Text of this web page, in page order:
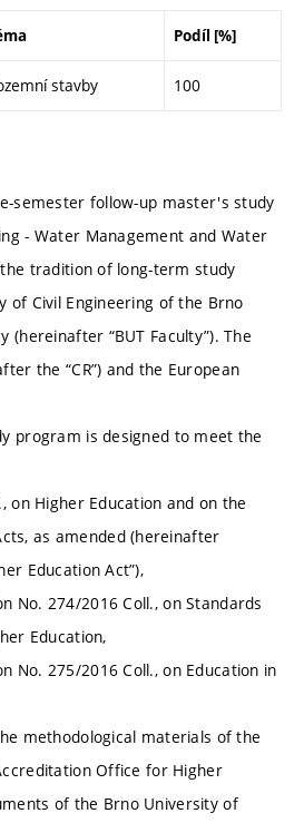
Podíl [%]
stavby 100
semester follow-up master's study
- Water Management and Water
tradition of long-term study
of Civil Engineering of the Brno
(hereinafter “BUT Faculty”). The
the “CR”) and the European
program is designed to meet the
on Higher Education and on the
as amended (hereinafter
Education Act”),
No. 274/2016 Coll., on Standards
Education,
No. 275/2016 Coll., on Education in
methodological materials of the
Office for Higher
of the Brno University of